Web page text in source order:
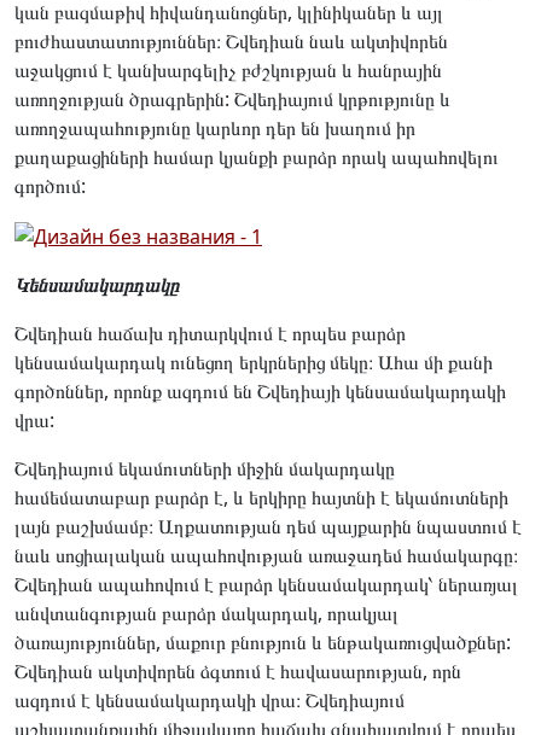
կան բազմաթիվ հիվանդանոցներ, կլինիկաներ և այլ
բուժհաստատություններ։ Շվեդիան նաև ակտիվորեն
աջակցում է կանխարգելիչ բժշկության և հանրային
առողջության ծրագրերին: Շվեդիայում կրթությունը և
առողջապահությունը կարևոր դեր են խաղում իր
քաղաքացիների համար կյանքի բարձր որակ ապահովելու
գործում:
Կենսամակարդակը
Շվեդիան հաճախ դիտարկվում է որպես բարձր
կենսամակարդակ ունեցող երկրներից մեկը։ Ահա մի քանի
գործոններ, որոնք ազդում են Շվեդիայի կենսամակարդակի
վրա:
Շվեդիայում եկամուտների միջին մակարդակը
համեմատաբար բարձր է, և երկիրը հայտնի է եկամուտների
լայն բաշխմամբ։ Աղքատության դեմ պայքարին նպաստում է
նաև սոցիալական ապահովության առաջադեմ համակարգը։
Շվեդիան ապահովում է բարձր կենսամակարդակ՝ ներառյալ
անվտանգության բարձր մակարդակ, որակյալ
ծառայություններ, մաքուր բնություն և ենթակառուցվածքներ:
Շվեդիան ակտիվորեն ձգտում է հավասարության, որն
ազդում է կենսամակարդակի վրա։ Շվեդիայում
աշխատանքային միջավայրը հաճախ գնահատվում է որպես